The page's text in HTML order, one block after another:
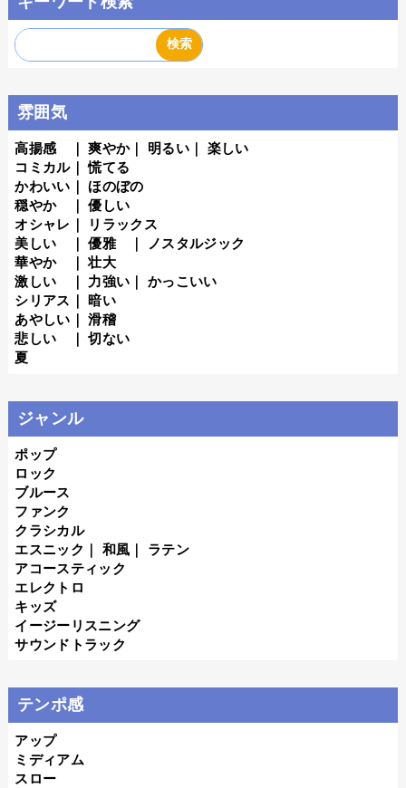
雰囲気
高揚感 ｜爽やか｜ 明るい｜ 楽しい
コミカル｜慌てる
かわいい ｜ほのぼの
穏やか｜優しい
オシャレ ｜
リラックス
美しい ｜優雅｜
ノスタルジック
華やか｜壮大
激しい ｜ 力強い ｜ かっこいい
シリアス ｜ 暗い
あやしい ｜滑稽
悲しい ｜切ない
夏
ジャンル
ポップ
ロック
ブルース
ファンク
クラシカル
エスニック ｜ 和風 ｜ ラテン
アコースティック
エレクトロ
キッズ
イージーリスニング
サウンドトラック
テンポ感
アップ
ミディアム
スロー